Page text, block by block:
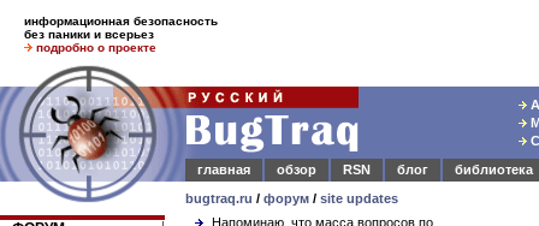
информационная безопасность
без паники и всерьез
подробно о проекте
главная
обзор RSN блог
библиотека
bugtraq.ru / форум / site updates
Напоминаю, что масса вопросов по